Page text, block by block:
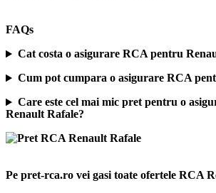
FAQs
Cat costa o asigurare RCA pentru
Cum pot cumpara o asigurare RCA
Care este cel mai mic pret pentru o
Renault Rafale?
Pe pret-rca.ro vei gasi toate ofertele RCA